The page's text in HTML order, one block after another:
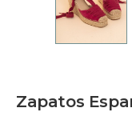
Zapatos